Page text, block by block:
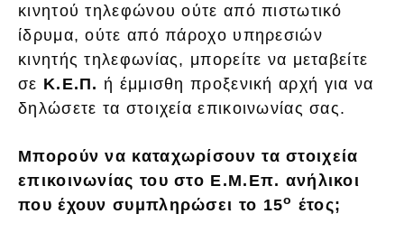
κινητού τηλεφώνου ούτε από πιστωτικό
ίδρυμα, ούτε από πάροχο υπηρεσιών
κινητής τηλεφωνίας, μπορείτε να μεταβείτε
σε Κ.Ε.Π. ή έμμισθη προξενική αρχή για να
δηλώσετε τα στοιχεία επικοινωνίας σας.
Μπορούν να καταχωρίσουν τα στοιχεία
επικοινωνίας του στο Ε.Μ.Επ. ανήλικοι
που έχουν συμπληρώσει το 15ο έτος;